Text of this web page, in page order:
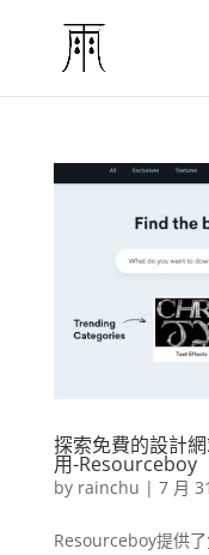
探索免費的設計
用-Resourceboy
by rainchu | 7 月
Resourceboy提供